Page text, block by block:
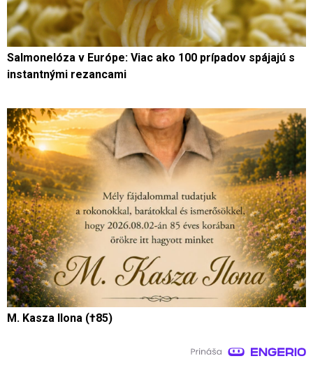
Salmonelóza v Európe: Viac ako 100 prípadov spájajú s
instantnými rezancami
M. Kasza Ilona (†85)